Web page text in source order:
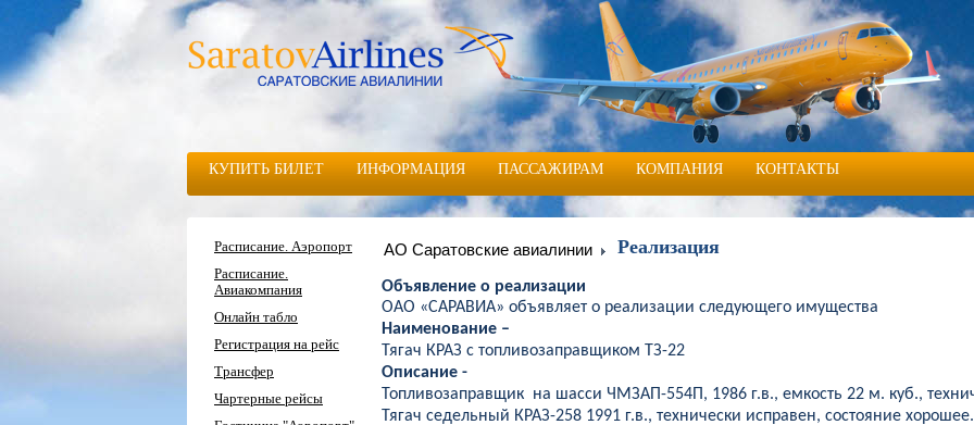
КУПИТЬ БИЛЕТ ИНФОРМАЦИЯ ПАССАЖИРАМ КОМПАНИЯ КОНТАКТЫ
Расписание. Аэропорт
Расписание.
Авиакомпания
Онлайн табло
Регистрация на рейс
Трансфер
Чартерные рейсы
АО Саратовские авиалинии Реализация
Объявление о реализации
ОАО «САРАВИА» объявляет о реализации следующего имущества
Наименование –
Тягач КРАЗ с топливозаправщиком ТЗ-22
Описание -
Топливозаправщик на шасси ЧМЗАП-554П, 1986 г.в., емкость 22 м. куб.,
Тягач седельный КРАЗ-258 1991 г.в., технически исправен, состояние хорошее.